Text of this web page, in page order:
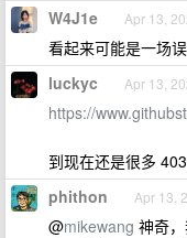
W4J1e Apr 13,
看起来可能是一场误
luckyc Apr 13,
https://
到现在还是很多
phithon Apr 13,
@mikewang 神奇